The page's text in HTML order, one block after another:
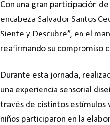
Con una gran participación
encabeza Salvador Santos
Siente y Descubre”, en el
reafirmando su compromiso
Durante esta jornada,
una experiencia sensorial
través de distintos estímulos
niños participaron en la